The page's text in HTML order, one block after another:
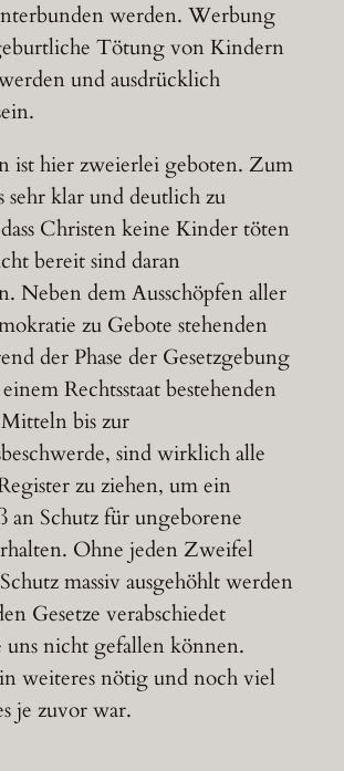
werden. Werbung
Tötung von Kindern
und ausdrücklich
ist hier zweierlei geboten. Zum
sehr klar und deutlich zu
Christen keine Kinder töten
bereit sind daran
Neben dem Ausschöpfen aller
zu Gebote stehenden
der Phase der Gesetzgebung
Rechtsstaat bestehenden
bis zur
sind wirklich alle
zu ziehen, um ein
an Schutz für ungeborene
Ohne jeden Zweifel
massiv ausgehöhlt werden
Gesetze verabschiedet
uns nicht gefallen können.
weiteres nötig und noch viel
je zuvor war.